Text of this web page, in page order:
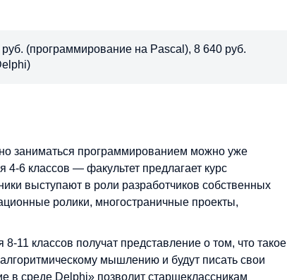
(программирование на Pascal), 8 640 руб.
заниматься программированием можно уже
6 классов — факультет предлагает курс
выступают в роли разработчиков собственных
ролики, многостраничные проекты,
11 классов получат представление о том, что такое
мышлению и будут писать свои
среде Delphi» позволит старшеклассникам